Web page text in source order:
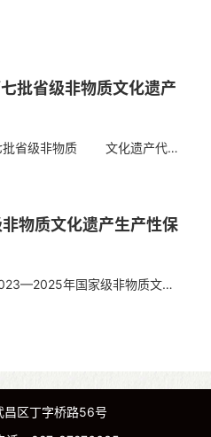
批省级非物质文化遗产
省级非物质 文化遗产代表
2024〕10号 各市、州、
省人民政府批准省...
物质文化遗产生产性保
年国家级非物质文化
昌区丁字桥路56号